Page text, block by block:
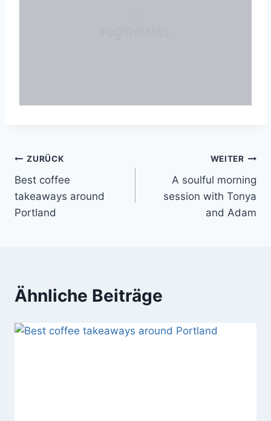
Beitragsnavigation
ZURÜCK
Best coffee
takeaways around
Portland
WEITER
A soulful morning
session with Tonya
and Adam
Ähnliche Beiträge